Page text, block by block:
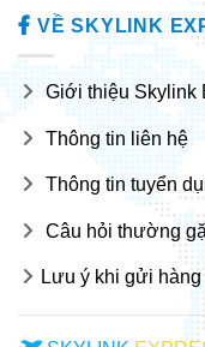
VỀ SKYLINK
Giới thiệu Skylink
Thông tin liên hệ
Thông tin tuyển
Câu hỏi thường
Lưu ý khi gửi hàng